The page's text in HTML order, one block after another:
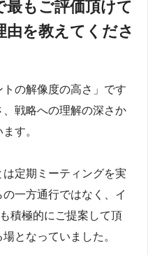
もご評価頂けて
を教えてくださ
の解像度の高さ」です
戦略への理解の深さか
す。
定期ミーティングを実
一方通行ではなく、イ
積極的にご提案して頂
となっていました。